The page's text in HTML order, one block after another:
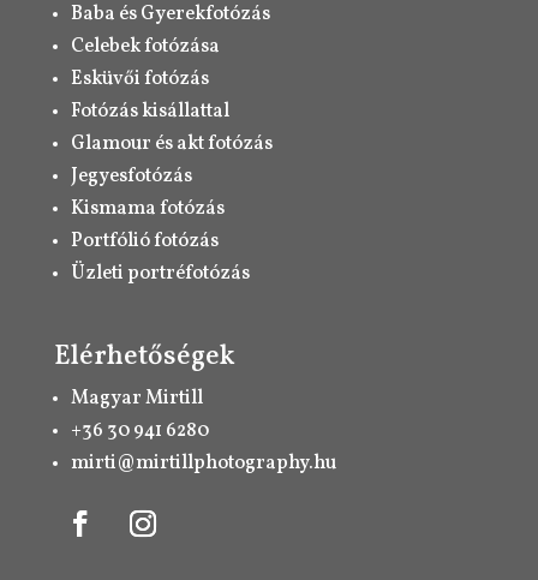
Baba és Gyerekfotózás
Celebek fotózása
Esküvői fotózás
Fotózás kisállattal
Glamour és akt fotózás
Jegyesfotózás
Kismama fotózás
Portfólió fotózás
Üzleti portréfotózás
Elérhetőségek
Magyar Mirtill
+36 30 941 6280
mirti@mirtillphotography.hu